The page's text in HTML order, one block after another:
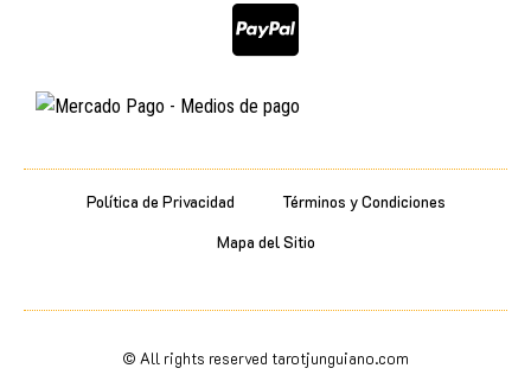
Política de Privacidad
Términos y Condiciones
Mapa del Sitio
© All rights reserved tarotjunguiano.com